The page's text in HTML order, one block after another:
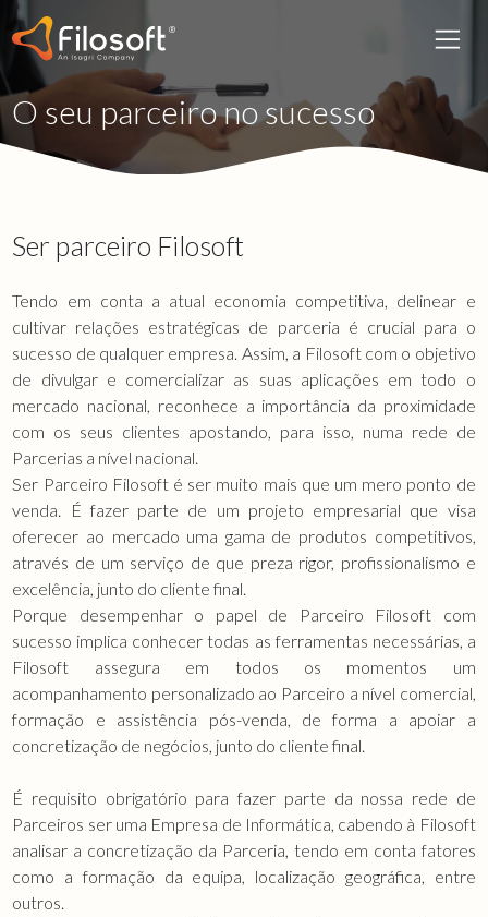
O seu parceiro no sucesso
Ser parceiro Filosoft
Tendo em conta a atual economia competitiva, delinear e
cultivar relações estratégicas de parceria é crucial para o
sucesso de qualquer empresa. Assim, a Filosoft com o objetivo
de divulgar e comercializar as suas aplicações em todo o
mercado nacional, reconhece a importância da proximidade
com os seus clientes apostando, para isso, numa rede de
Parcerias a nível nacional.
Ser Parceiro Filosoft é ser muito mais que um mero ponto de
venda. É fazer parte de um projeto empresarial que visa
oferecer ao mercado uma gama de produtos competitivos,
através de um serviço de que preza rigor, profissionalismo e
excelência, junto do cliente final.
Porque desempenhar o papel de Parceiro Filosoft com
sucesso implica conhecer todas as ferramentas necessárias, a
Filosoft assegura em todos os momentos um
acompanhamento personalizado ao Parceiro a nível comercial,
formação e assistência pós-venda, de forma a apoiar a
concretização de negócios, junto do cliente final.
É requisito obrigatório para fazer parte da nossa rede de
Parceiros ser uma Empresa de Informática, cabendo à Filosoft
analisar a concretização da Parceria, tendo em conta fatores
como a formação da equipa, localização geográfica, entre
outros.